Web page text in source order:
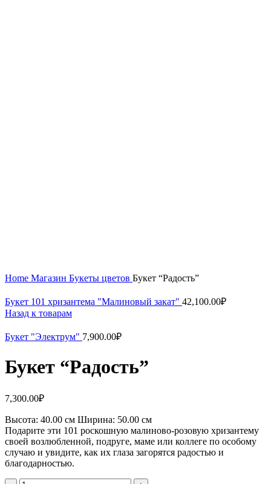
Home Магазин Букеты цветов Букет “Радость”
Букет 101 хризантема "Малиновый закат" 42,100.00₽
Назад к товарам
Букет "Электрум" 7,900.00₽
Букет “Радость”
7,300.00₽
Высота: 40.00 см Ширина: 50.00 см
Подарите эти 101 роскошную малиново-розовую хризантему
своей возлюбленной, подруге, маме или коллеге по особому
случаю и увидите, как их глаза загорятся радостью и
благодарностью.